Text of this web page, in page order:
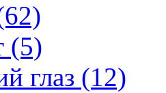
(5)
глаз (12)